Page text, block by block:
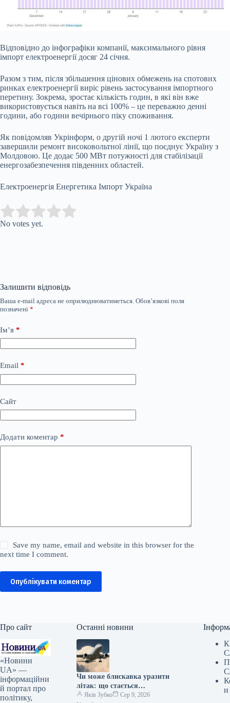
Відповідно до інфографіки компанії, максимального рівня
імпорт електроенергії досяг 24 січня.
Разом з тим, після збільшення цінових обмежень на спотових
ринках електроенергії виріс рівень застосування імпортного
перетину. Зокрема, зростає кількість годин, в які він вже
використовується навіть на всі 100% – це переважно денні
години, або години вечірнього піку споживання.
Як повідомляв Укрінформ, о другій ночі 1 лютого експерти
завершили ремонт високовольтної лінії, що поєднує Україну з
Молдовою. Це додає 500 МВт потужності для стабілізації
енергозабезпечення південних областей.
Електроенергія Енергетика Імпорт Україна
Rate this item:
No votes yet.
Залишити відповідь
Ваша e-mail адреса не оприлюднюватиметься. Обов’язкові поля
позначені *
Ім’я *
Email *
Сайт
Додати коментар *
Save my name, email and website in this browser for the
next time I comment.
Опублікувати коментар
Про сайт
«Новини
UA» —
інформаційни
й портал про
політику,
Останні новини
Чи може блискавка уразити
літак: що стається
з повітряним судном під час
Яків Зубко
Сер 9, 2026
и